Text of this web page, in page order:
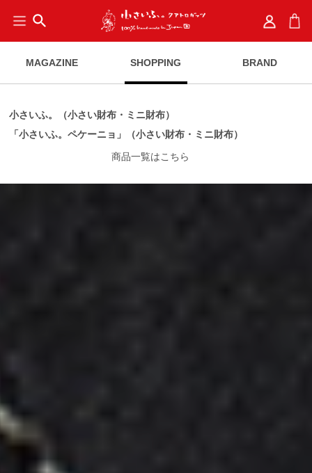
search
MAGAZINE SHOPPING BRAND
小さいふ。（小さい財布・ミニ財布）
「小さいふ。ペケーニョ」（小さい財布・ミニ財布）
商品一覧はこちら